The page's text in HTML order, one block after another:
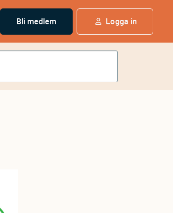
Bli medlem Logga in